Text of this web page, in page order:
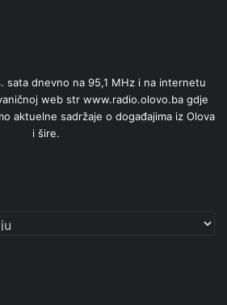
sata dnevno na 95,1 MHz i na internetu
web str www.radio.olovo.ba gdje
aktuelne sadržaje o događajima iz Olova
i šire.